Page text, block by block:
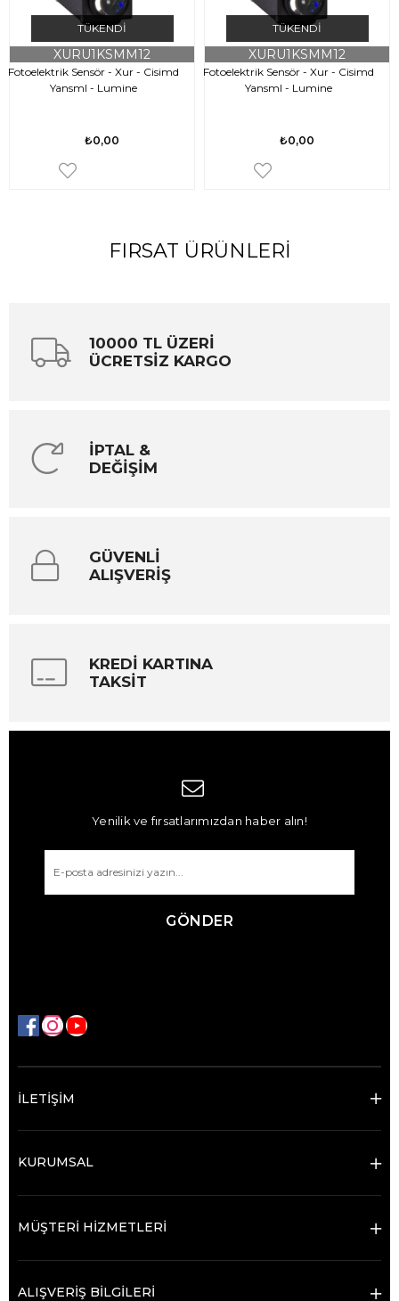
TÜKENDI
Fotoelektrik Sensör - Xur - Cisimd
Yansml - Lumine
XURU1KSMM12
₺0,00
TÜKENDI
Fotoelektrik Sensör - Xur - Cisimd
Yansml - Lumine
XURU1KSMM12
₺0,00
FIRSAT ÜRÜNLERI
10000 TL ÜZERİ
ÜCRETSİZ KARGO
İPTAL &
DEĞİŞİM
GÜVENLİ
ALIŞVERİŞ
KREDİ KARTINA
TAKSİT
Yenilik ve fırsatlarımızdan haber alın!
GÖNDER
İLETİŞİM
KURUMSAL
MÜŞTERİ HİZMETLERİ
ALIŞVERİŞ BİLGİLERİ